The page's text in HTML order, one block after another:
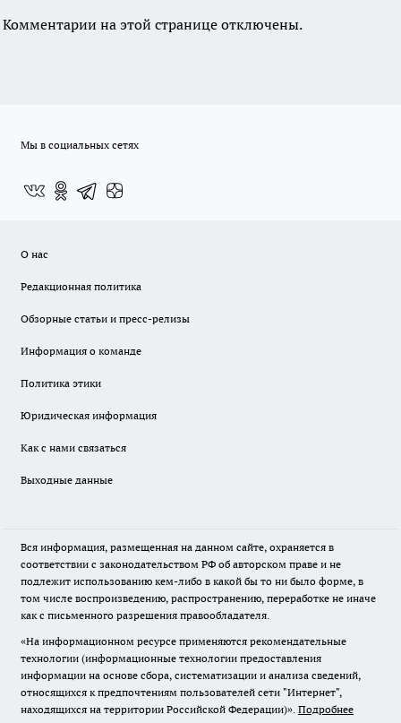
Комментарии на этой странице отключены.
Мы в социальных сетях
О нас
Редакционная политика
Обзорные статьи и пресс-релизы
Информация о команде
Политика этики
Юридическая информация
Как с нами связаться
Выходные данные
Вся информация, размещенная на данном сайте, охраняется в
соответствии с законодательством РФ об авторском праве и не
подлежит использованию кем-либо в какой бы то ни было форме, в
том числе воспроизведению, распространению, переработке не иначе
как с письменного разрешения правообладателя.
«На информационном ресурсе применяются рекомендательные
технологии (информационные технологии предоставления
информации на основе сбора, систематизации и анализа сведений,
относящихся к предпочтениям пользователей сети "Интернет",
находящихся на территории Российской Федерации)». Подробнее